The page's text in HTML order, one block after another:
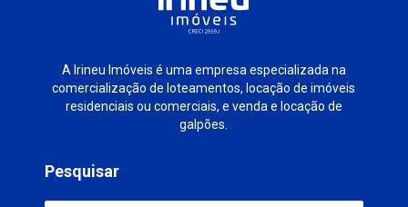
A Irineu Imóveis é uma empresa especializada na
comercialização de loteamentos, locação de imóveis
residenciais ou comerciais, e venda e locação de
galpões.
Pesquisar